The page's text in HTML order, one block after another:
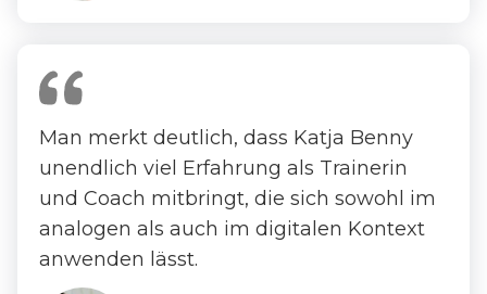
Man merkt deutlich, dass Katja Benny
unendlich viel Erfahrung als Trainerin
und Coach mitbringt, die sich sowohl im
analogen als auch im digitalen Kontext
anwenden lässt.